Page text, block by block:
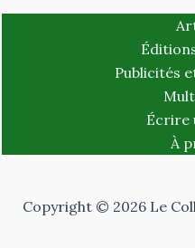
Publicités
Écrire
À
Copyright © 2026 Le